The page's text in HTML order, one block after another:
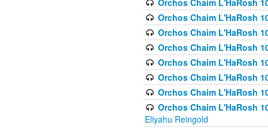
Orchos Chaim L'HaRosh
Orchos Chaim L'HaRosh
Orchos Chaim L'HaRosh
Orchos Chaim L'HaRosh
Orchos Chaim L'HaRosh
Orchos Chaim L'HaRosh
Orchos Chaim L'HaRosh
Orchos Chaim L'HaRosh
Eliyahu Reingold